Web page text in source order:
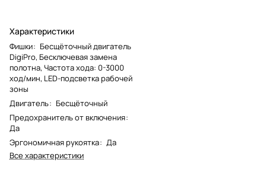
Характеристики
Фишки: Бесщёточный двигатель
DigiPro, Бесключевая замена
полотна, Частота хода: 0-3000
ход/мин, LED-подсветка рабочей
зоны
Двигатель: Бесщёточный
Предохранитель от включения:
Да
Эргономичная рукоятка: Да
Все характеристики